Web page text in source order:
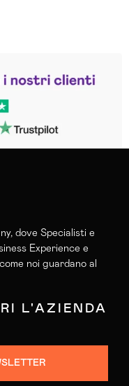
dove Specialisti e
Experience e
noi guardano al
L'AZIENDA